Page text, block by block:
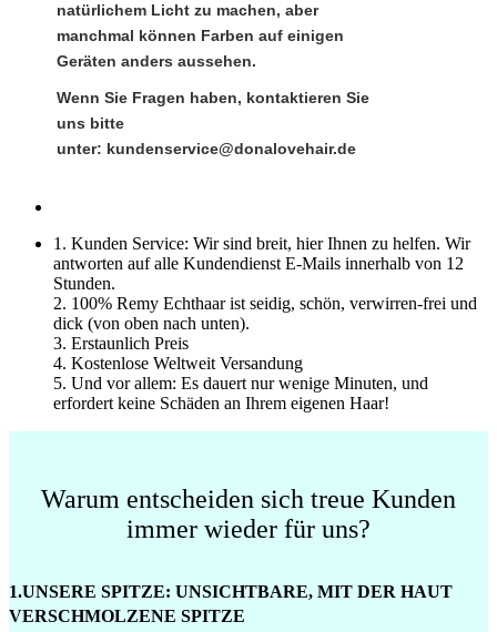
natürlichem Licht zu machen, aber
manchmal können Farben auf einigen
Geräten anders aussehen.
Wenn Sie Fragen haben, kontaktieren Sie
uns bitte
unter: kundenservice@donalovehair.de
1. Kunden Service: Wir sind breit, hier Ihnen zu helfen. Wir
antworten auf alle Kundendienst E-Mails innerhalb von 12
Stunden.
2. 100% Remy Echthaar ist seidig, schön, verwirren-frei und
dick (von oben nach unten).
3. Erstaunlich Preis
4. Kostenlose Weltweit Versandung
5. Und vor allem: Es dauert nur wenige Minuten, und
erfordert keine Schäden an Ihrem eigenen Haar!
Warum entscheiden sich treue Kunden
immer wieder für uns?
1.UNSERE SPITZE: UNSICHTBARE, MIT DER HAUT
VERSCHMOLZENE SPITZE